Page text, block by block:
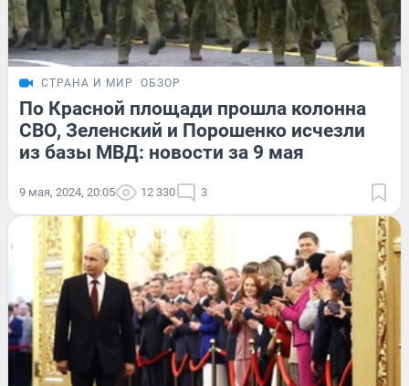
СТРАНА И МИР ОБЗОР
По Красной площади прошла колонна
СВО, Зеленский и Порошенко исчезли
из базы МВД: новости за 9 мая
9 мая, 2024, 20:05 12 330 3